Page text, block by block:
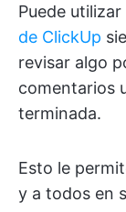
Puede
de ClickUp
revisar algo
comentarios
terminada.
Esto le
y a todos en